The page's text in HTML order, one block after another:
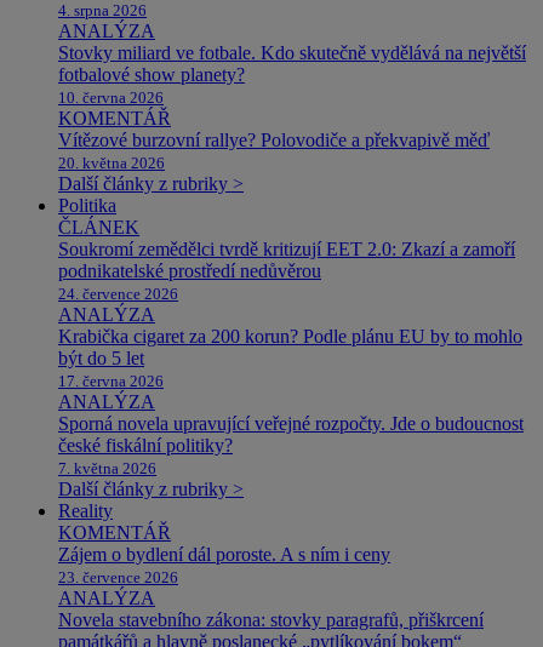
4. srpna 2026
ANALÝZA
Stovky miliard ve fotbale. Kdo skutečně vydělává na největší
fotbalové show planety?
10. června 2026
KOMENTÁŘ
Vítězové burzovní rallye? Polovodiče a překvapivě měď
20. května 2026
Další články z rubriky >
Politika
ČLÁNEK
Soukromí zemědělci tvrdě kritizují EET 2.0: Zkazí a zamoří
podnikatelské prostředí nedůvěrou
24. července 2026
ANALÝZA
Krabička cigaret za 200 korun? Podle plánu EU by to mohlo
být do 5 let
17. června 2026
ANALÝZA
Sporná novela upravující veřejné rozpočty. Jde o budoucnost
české fiskální politiky?
7. května 2026
Další články z rubriky >
Reality
KOMENTÁŘ
Zájem o bydlení dál poroste. A s ním i ceny
23. července 2026
ANALÝZA
Novela stavebního zákona: stovky paragrafů, přiškrcení
památkářů a hlavně poslanecké „pytlíkování bokem“